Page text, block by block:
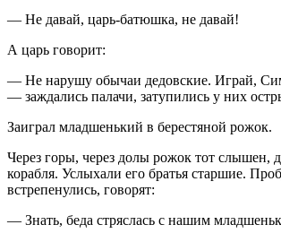
— Не давай, царь-батюшка, не давай!
А царь говорит:
— Не нарушу обычаи дедовские. Играй,
— заждались палачи, затупились у них
Заиграл младшенький в берестяной рожок.
Через горы, через долы рожок тот слышен,
корабля. Услыхали его братья старшие.
встрепенулись, говорят:
— Знать, беда стряслась с нашим